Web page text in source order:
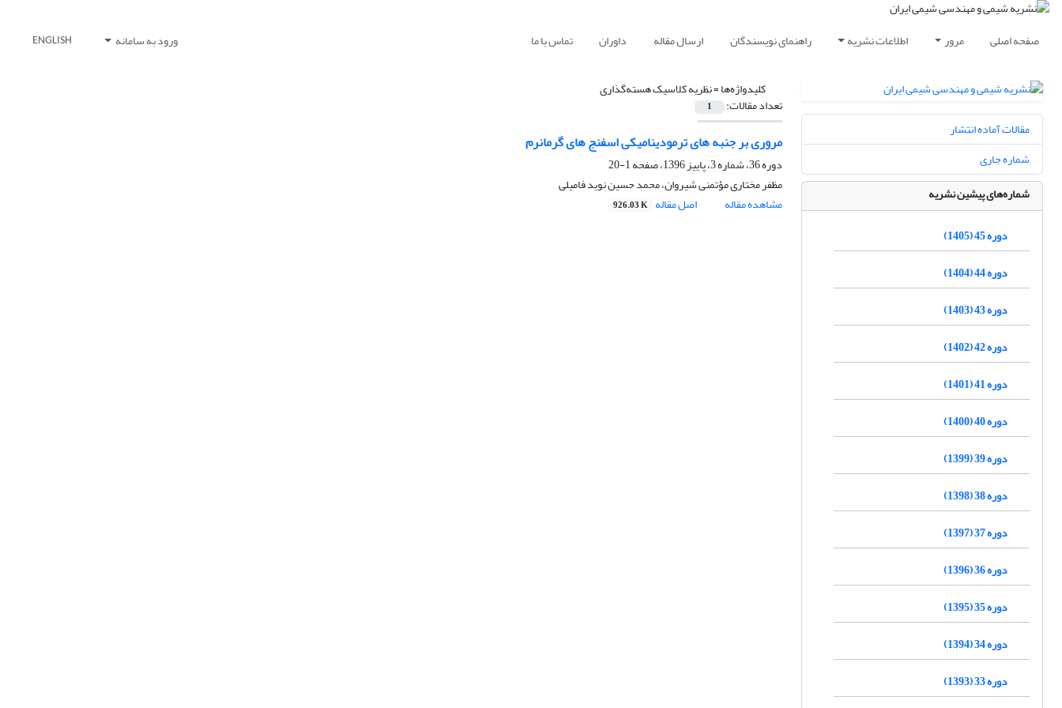
صفحه اصلی مرور اطلاعات نشریه راهنمای نویسندگان ارسال مقاله داوران تماس با ما ورود به سامانه ENGLISH
کلیدواژه‌ها =نظریه کلاسیک هسته‌گذاری
تعداد مقالات: 1
مروری بر جنبه های ترمودینامیکی اسفنج های گرمانرم
دوره 36، شماره 3، پاییز 1396، صفحه
1-20
مظفر مختاری مؤتمنی شیروان، محمد حسین نوید فامیلی
مشاهده مقاله
اصل مقاله 926.03 K
مقالات آماده انتشار
شماره جاری
شماره‌های پیشین نشریه
دوره 45 (1405)
دوره 44 (1404)
دوره 43 (1403)
دوره 42 (1402)
دوره 41 (1401)
دوره 40 (1400)
دوره 39 (1399)
دوره 38 (1398)
دوره 37 (1397)
دوره 36 (1396)
دوره 35 (1395)
دوره 34 (1394)
دوره 33 (1393)